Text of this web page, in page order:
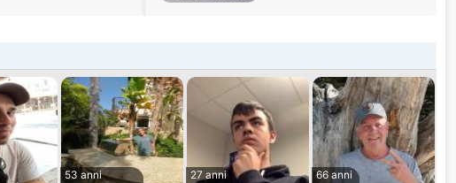
53 anni
27 anni
66 anni